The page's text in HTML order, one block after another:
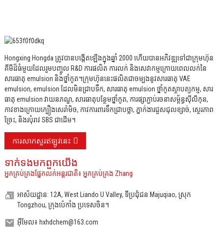
Hongxing Hongda ត្រូវបានបង្កើតឡើងក្នុងឆ្នាំ 2000 ហើយបានអភិវឌ្ឍទៅជាក្រុមហ៊ុន
គីមីដ៏ធំមួយដែលរួមបញ្ចូល R&D ការផលិត ការលក់ និងសេវាកម្មក្រោយពេលលក់នៃ
សារធាតុ emulsion និងថ្នាំកូត។ក្រុមហ៊ុននេះផលិតជាចម្បងនូវសារធាតុ VAE
emulsion, emulsion ដែលមិនជ្រាបទឹក, សារធាតុ emulsion ថ្នាំកូតស្ថាបត្យកម្ម, សារ
ធាតុ emulsion វាយនភណ្ឌ, សារធាតុបន្ថែមថ្នាំកូត, ការផ្សាភ្ជាប់រចនាសម្ព័ន្ធស៊ីលីកុន,
កាវខាងក្រោយក្បឿងសេរ៉ាមិច, កាវការពារទឹកជ្រាបថ្លា, ភ្នាក់ងារជួសជុលខ្សាច់, ស្ថេរភាព
ច្រែះ, និងរបុំរាវ SBS ជាដើម។
ការសាកសួរឥឡូវនេះ
ទាក់ទង​មក​ពួក​យើង
អ្នកគ្រប់គ្រងផ្នែកលក់អន្តរជាតិ៖ អ្នកគ្រប់គ្រង Zhang
អាស័យដ្ឋាន: 12A, West Liando U Valley, ទីប្រជុំជន Majuqiao, ស្រុក
Tongzhou, ក្រុងប៉េកាំង ប្រទេសចិន។
អ៊ីមែល៖ hxhdchem@163.com